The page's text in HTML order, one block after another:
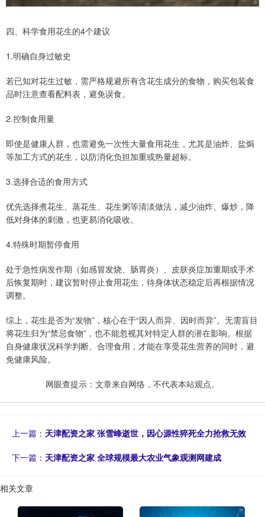
四、科学食用花生的4个建议
1.明确自身过敏史
若已知对花生过敏，需严格规避所有含花生成分的食物，购买包装食
品时注意查看配料表，避免误食。
2.控制食用量
即使是健康人群，也需避免一次性大量食用花生，尤其是油炸、盐焗
等加工方式的花生，以防消化负担加重或热量超标。
3.选择合适的食用方式
优先选择煮花生、蒸花生、花生粥等清淡做法，减少油炸、爆炒，降
低对身体的刺激，也更易消化吸收。
4.特殊时期暂停食用
处于急性病发作期（如感冒发烧、肠胃炎）、皮肤炎症加重期或手术
后恢复期时，建议暂时停止食用花生，待身体状态稳定后再根据情况
调整。
综上，花生是否为“发物”，核心在于“因人而异、因时而异”。无需盲目
将花生归为“禁忌食物”，也不能忽视其对特定人群的潜在影响。根据
自身健康状况科学判断、合理食用，才能在享受花生营养的同时，避
免健康风险。
网眼查提示：文章来自网络，不代表本站观点。
上一篇： 天津配资之家 张雪峰逝世，因心源性猝死全力抢救无效
下一篇： 天津配资之家 全球规模最大农业气象观测网建成
相关文章